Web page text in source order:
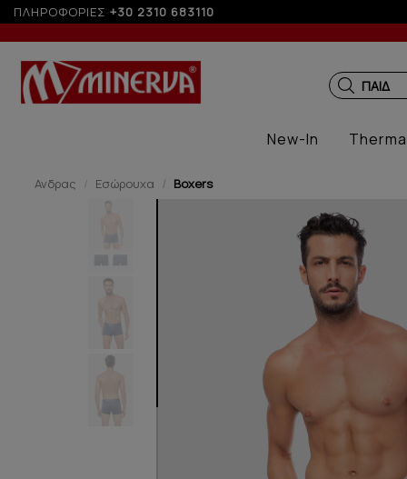
ΠΛΗΡΟΦΟΡΙΕΣ +30 2310 683110
New-In
Ανδρας Εσώρουχα Boxers